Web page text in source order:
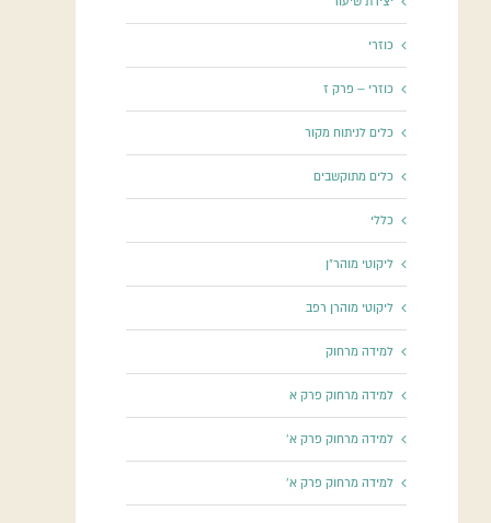
כוזרי
כוזרי – פרק ז
כלים לניתוח מקור
כלים מתוקשבים
כללי
ליקוטי מוהר"ן
ליקוטי מוהרן רפב
למידה מרחוק
למידה מרחוק פרק א
למידה מרחוק פרק א'
למידה מרחוק פרק א'